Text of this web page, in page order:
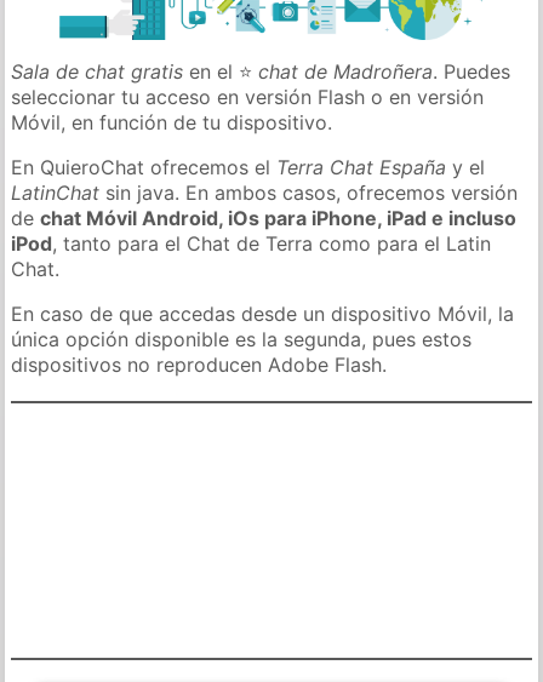
Sala de chat gratis en el ⭐chat de Madroñera. Puedes
seleccionar tu acceso en versión Flash o en versión
Móvil, en función de tu dispositivo.
En QuieroChat ofrecemos el Terra Chat España y el
LatinChat sin java. En ambos casos, ofrecemos versión
dechat Móvil Android, iOs para iPhone, iPad e incluso
iPod, tanto para el Chat de Terra como para el Latin
Chat.
En caso de que accedas desde un dispositivo Móvil, la
única opción disponible es la segunda, pues estos
dispositivos no reproducen Adobe Flash.